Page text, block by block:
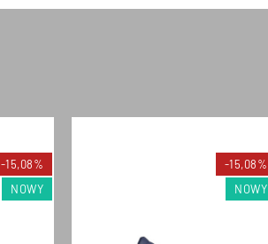
-15,08%
NOWY
-15,08%
NOWY